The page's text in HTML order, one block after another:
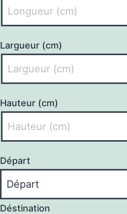
Largueur (cm)
Hauteur (cm)
Départ
Déstination